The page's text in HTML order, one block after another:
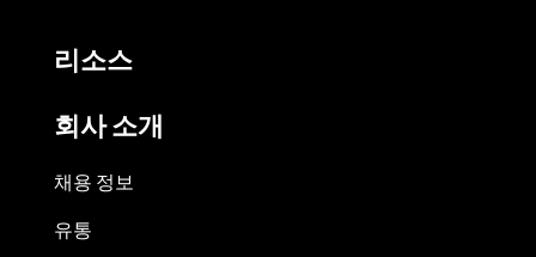
리소스
회사 소개
채용 정보
유통